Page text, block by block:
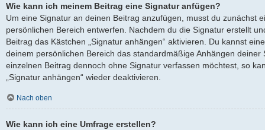
Wie kann ich meinem Beitrag eine Signatur anfügen?
Um eine Signatur an deinen Beitrag anzufügen, musst du zunächst
persönlichen Bereich entwerfen. Nachdem du die Signatur erstellt
Beitrag das Kästchen „Signatur anhängen“ aktivieren. Du kannst
deinem persönlichen Bereich das standardmäßige Anhängen
einzelnen Beitrag dennoch ohne Signatur verfassen möchtest, so
„Signatur anhängen“ wieder deaktivieren.
Nach oben
Wie kann ich eine Umfrage erstellen?